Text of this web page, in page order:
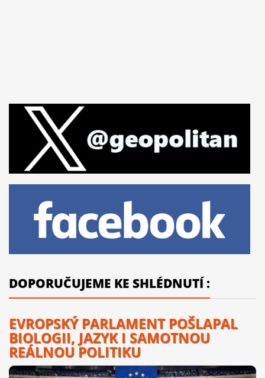
DOPORUČUJEME KE SHLÉDNUTÍ :
EVROPSKÝ PARLAMENT POŠLAPAL
BIOLOGII, JAZYK I SAMOTNOU
REÁLNOU POLITIKU